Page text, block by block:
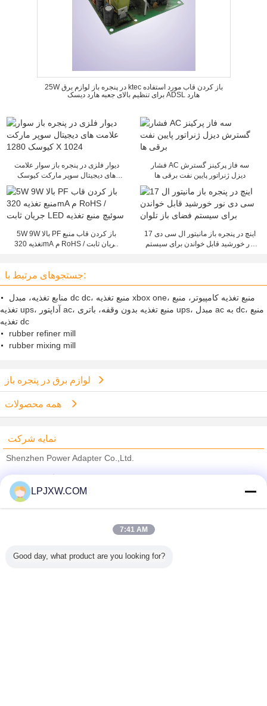
25W در پنجره باز لوازم برق ktec باز کردن قاب مورد استفاده
برای تنظیم بالای جعبه هارد دیسک ADSL هارد
دیوار فلزی در پنجره باز سوار علامت
های دیجیتال سوپر مارکت کیوسک
فشار AC سه فاز پرکینز گسترش
دیزل ژنراتور پایین نفت برقی ها
5W 9W بالا PF باز کردن قاب منبع
تغذیه 320mA م RoHS / جریان ثابت
17 اینچ در پنجره باز مانیتور ال سی دی
نور خورشید قابل خواندن برای سیستم
جستجوهای مرتبط با:
منابع تغذیه، مبدل dc dc، منبع تغذیه xbox one، منبع تغذیه کامپیوتر، منبع
تغذیه ups، آداپتور ac، منبع تغذیه بدون وقفه، باتری ups، مبدل ac به dc، منبع
تغذیه dc
rubber refiner mill
rubber mixing mill
لوازم برق در پنجره باز
نمایه شرکت
Shenzhen Power Adapter Co.,Ltd.
Trust Seal
Verified Suplier
همه محصولات
LPJXW.COM
7:41 AM
Good day, what product are you looking for?